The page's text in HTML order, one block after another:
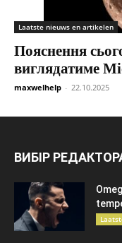
Laatste nieuws en artikelen
Пояснення
виглядатиме
maxwelhelp - 22.10.2025
ВИБІР